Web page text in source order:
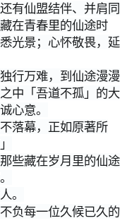
有仙盟结伴、并肩同
在青春里的仙途时
光景；心怀敬畏，延
行万难，到仙途漫漫
中「吾道不孤」的大
心意。
落幕，正如原著所
些藏在岁月里的仙途
。
负每一位久候已久的